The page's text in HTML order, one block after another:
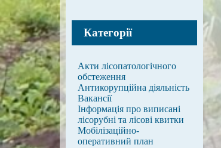
Категорії
Акти лісопатологічного
обстеження
Антикорупційна діяльність
Вакансії
Інформація про виписані
лісорубні та лісові квитки
Мобілізаційно-
оперативний план